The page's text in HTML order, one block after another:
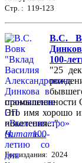
Стр. : 119-123
В.С.
100-
"25
промышленности
Это имя хорошо
поколения..."
Читать...
Год издания: 2024